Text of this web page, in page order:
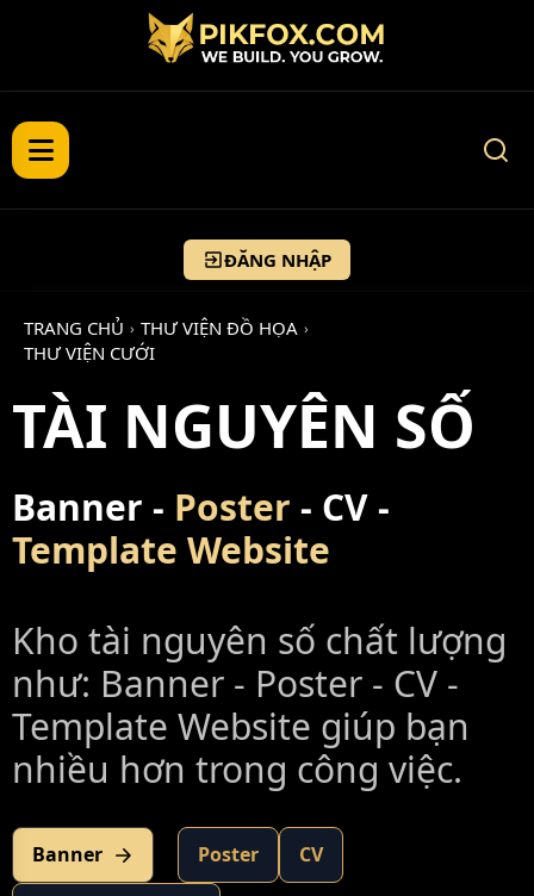
ĐĂNG NHẬP
TRANG CHỦ › THƯ VIỆN ĐỒ HỌA ›
THƯ VIỆN CƯỚI
TÀI NGUYÊN SỐ
Banner - Poster - CV -
Template Website
Kho tài nguyên số chất lượng
như: Banner - Poster - CV -
Template Website giúp bạn
nhiều hơn trong công việc.
Banner Poster CV